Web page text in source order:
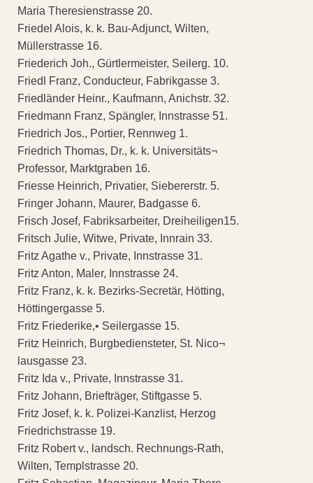
Maria Theresienstrasse 20.
Friedel Alois, k. k. Bau-Adjunct, Wilten,
Müllerstrasse 16.
Friederich Joh., Gürtlermeister, Seilerg. 10.
Friedl Franz, Conducteur, Fabrikgasse 3.
Friedländer Heinr., Kaufmann, Anichstr. 32.
Friedmann Franz, Spängler, Innstrasse 51.
Friedrich Jos., Portier, Rennweg 1.
Friedrich Thomas, Dr., k. k. Universitäts¬
Professor, Marktgraben 16.
Friesse Heinrich, Privatier, Siebererstr. 5.
Fringer Johann, Maurer, Badgasse 6.
Frisch Josef, Fabriksarbeiter, Dreiheiligen15.
Fritsch Julie, Witwe, Private, Innrain 33.
Fritz Agathe v., Private, Innstrasse 31.
Fritz Anton, Maler, Innstrasse 24.
Fritz Franz, k. k. Bezirks-Secretär, Hötting,
Höttingergasse 5.
Fritz Friederike,• Seilergasse 15.
Fritz Heinrich, Burgbediensteter, St. Nico¬
lausgasse 23.
Fritz Ida v., Private, Innstrasse 31.
Fritz Johann, Briefträger, Stiftgasse 5.
Fritz Josef, k. k. Polizei-Kanzlist, Herzog
Friedrichstrasse 19.
Fritz Robert v., landsch. Rechnungs-Rath,
Wilten, Templstrasse 20.